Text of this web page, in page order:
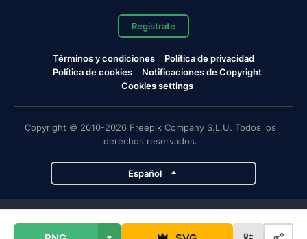
Regístrate
Términos y condiciones
Política de privacidad
Política de cookies
Notificaciones de Copyright
Cookies settings
Copyright © 2010-2026 Freepik Company S.L.U. Todos los
derechos reservados.
Español